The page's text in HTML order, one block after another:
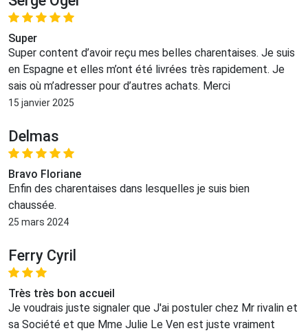
Super
Super content d’avoir reçu mes belles charentaises. Je suis
en Espagne et elles m’ont été livrées très rapidement. Je
sais où m’adresser pour d’autres achats. Merci
15 janvier 2025
Delmas
Bravo Floriane
Enfin des charentaises dans lesquelles je suis bien
chaussée.
25 mars 2024
Ferry Cyril
Très très bon accueil
Je voudrais juste signaler que J'ai postuler chez Mr rivalin et
sa Société et que Mme Julie Le Ven est juste vraiment